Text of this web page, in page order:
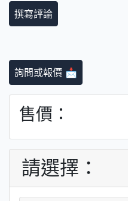
撰寫評論
詢問或報價 📩
售價：
請選擇：